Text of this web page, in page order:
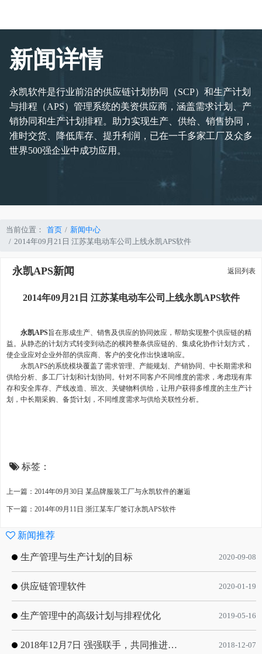
新闻详情
永凯软件是行业前沿的供应链计划协同（SCP）和生产计划
与排程（APS）管理系统的美资供应商，涵盖需求计划、产
销协同和生产计划排程。助力实现生产、供给、销售协同，
准时交货、降低库存、提升利润，已在一千多家工厂及众多
世界500强企业中成功应用。
当前位置： 首页
新闻中心
2014年09月21日 江苏某电动车公司上线永凯APS软件
永凯APS新闻 返回列表
2014年09月21日 江苏某电动车公司上线永凯APS软件
永凯APS旨在形成生产、销售及供应的协同效应，帮助实现整个供应链的精
益。从静态的计划方式转变到动态的横跨整条供应链的、集成化协作计划方式，
使企业应对企业外部的供应商、客户的变化作出快速响应。
永凯APS的系统模块覆盖了需求管理、产能规划、产销协同、中长期需求和
供给分析、多工厂计划和计划协同。针对不同客户不同维度的需求，考虑现有库
存和安全库存、产线改造、班次、关键物料供给，让用户获得多维度的主生产计
划，中长期采购、备货计划，不同维度需求与供给关联性分析。
标签：
上一篇：2014年09月30日 某品牌服装工厂与永凯软件的邂逅
下一篇：2014年09月11日 浙江某车厂签订永凯APS软件
新闻推荐
生产管理与生产计划的目标 2020-09-08
供应链管理软件 2020-01-19
生产管理中的高级计划与排程优化 2019-05-16
2018年12月7日 强强联手，共同推进电子器件领域APS应用典范 风华高科生产自动化工业互联网应用项目-APS项目启动会 2018-12-07